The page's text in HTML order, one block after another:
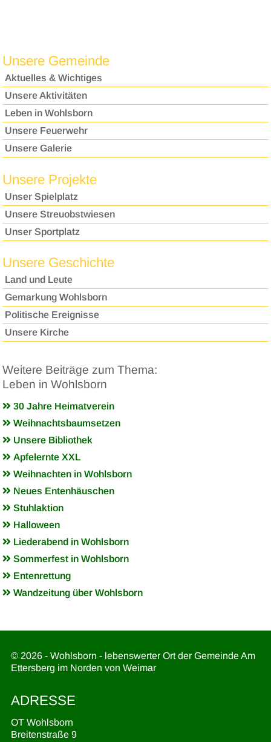
Unsere Gemeinde
Aktuelles & Wichtiges
Unsere Aktivitäten
Leben in Wohlsborn
Unsere Feuerwehr
Unsere Galerie
Unsere Projekte
Unser Spielplatz
Unsere Streuobstwiesen
Unser Sportplatz
Unsere Geschichte
Land und Leute
Gemarkung Wohlsborn
Politische Ereignisse
Unsere Kirche
Weitere Beiträge zum Thema:
Leben in Wohlsborn
30 Jahre Heimatverein
Weihnachtsbaumsetzen
Unsere Bibliothek
Apfelernte XXL
Weihnachten in Wohlsborn
Neues Entenhäuschen
Stuhlaktion
Halloween
Liederabend in Wohlsborn
Sommerfest in Wohlsborn
Entenrettung
Wandzeitung über Wohlsborn
© 2026 - Wohlsborn - lebenswerter Ort der Gemeinde Am
Ettersberg im Norden von Weimar
ADRESSE
OT Wohlsborn
Breitenstraße 9